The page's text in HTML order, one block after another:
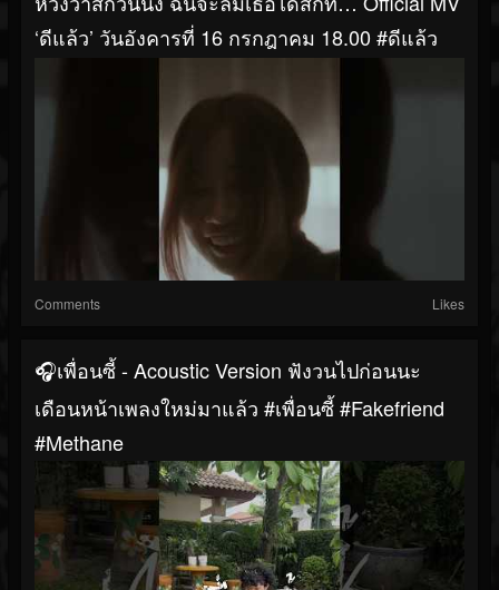
‘ดีแล้ว’ วันอังคารที่ 16 กรกฎาคม 18.00 #ดีแล้ว
Comments Likes
🎧เพื่อนซี้ - Acoustic Version ฟังวนไปก่อนนะ
เดือนหน้าเพลงใหม่มาแล้ว #เพื่อนซี้ #fakefriend
#Methane